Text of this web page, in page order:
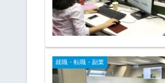
就職・転職・副業